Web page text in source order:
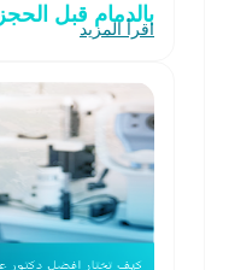
بالدمام قبل الحجز
اقرأ المزيد